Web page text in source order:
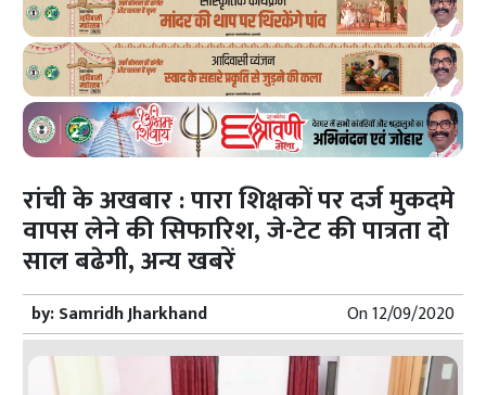
रांची के अखबार : पारा शिक्षकों पर दर्ज मुकदमे
वापस लेने की सिफारिश, जे-टेट की पात्रता दो
साल बढेगी, अन्य खबरें
by:Samridh Jharkhand On12/09/2020